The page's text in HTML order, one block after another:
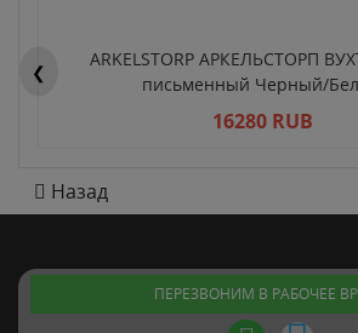
❮
ARKELSTORP АРКЕЛЬСТОРП
письменный Черный/
16280 RUB
Назад
ПЕРЕЗВОНИМ В РАБОЧЕЕ